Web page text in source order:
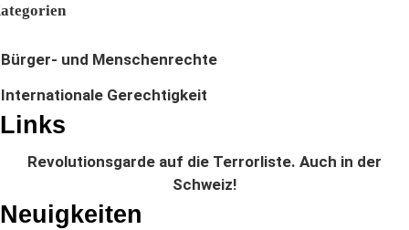
Bürger- und Menschenrechte
Internationale Gerechtigkeit
Links
Revolutionsgarde auf die Terrorliste. Auch in der
Schweiz!
Neuigkeiten